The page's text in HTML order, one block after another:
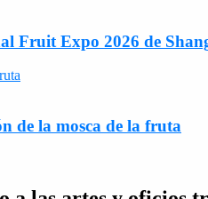
Fruit Expo 2026 de
de la mosca de la fruta